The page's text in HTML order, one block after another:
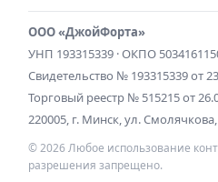
ООО «ДжойФорта»
УНП 193315339 · ОКПО
Свидетельство № 193315339 от
Торговый реестр № 515215 от
220005, г. Минск, ул.
© 2026 Любое использование
разрешения запрещено.